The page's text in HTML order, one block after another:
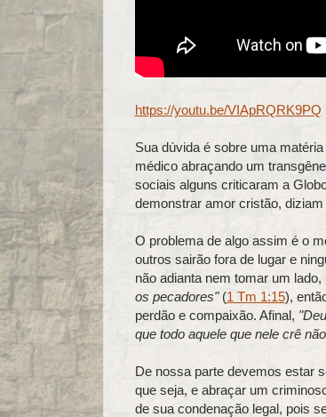
https://youtu.be/VIApRQRK9PQ
Sua dúvida é sobre uma
médico abraçando um
sociais alguns criticaram a
demonstrar amor cristão,
O problema de algo assim é o
outros sairão fora de lugar e
não adianta nem tomar um
os pecadores"(1 Tm 1:15),
perdão e compaixão. Afinal,
que todo aquele que nele crê
De nossa parte devemos estar
que seja, e abraçar um
de sua condenação legal, pois